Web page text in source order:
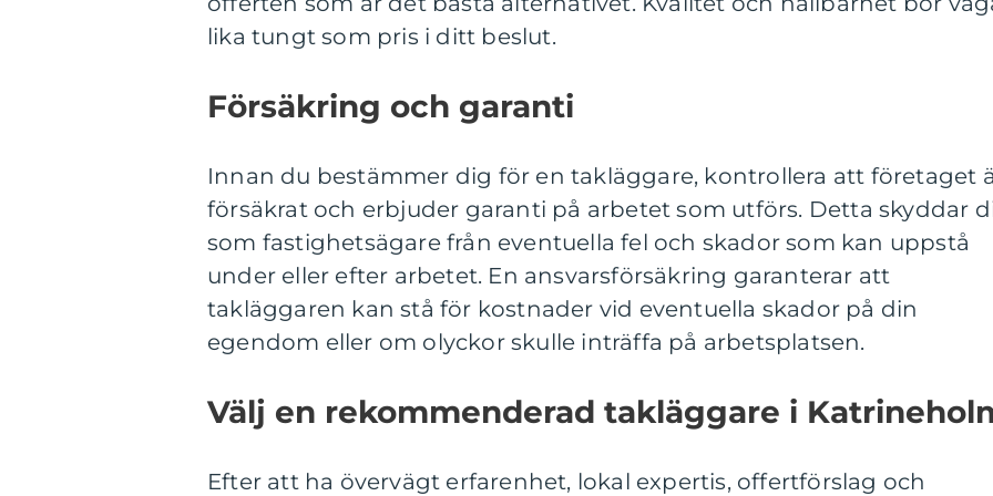
lika tungt som pris i ditt beslut.
Försäkring och garanti
Innan du bestämmer dig för en takläggare, kontrollera att företaget
försäkrat och erbjuder garanti på arbetet som utförs. Detta skyddar
som fastighetsägare från eventuella fel och skador som kan uppstå
under eller efter arbetet. En ansvarsförsäkring garanterar att
takläggaren kan stå för kostnader vid eventuella skador på din
egendom eller om olyckor skulle inträffa på arbetsplatsen.
Välj en rekommenderad takläggare i
Efter att ha övervägt erfarenhet, lokal expertis, offertförslag och